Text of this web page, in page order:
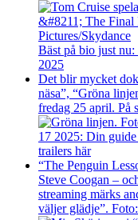
Bäst på bio just
2025
Det blir mycket
näsa”, “Gröna
fredag 25 april. På
17 2025: Din guide
trailers här
“The Penguin
Steve Coogan –
streaming märks
väljer glädje”.